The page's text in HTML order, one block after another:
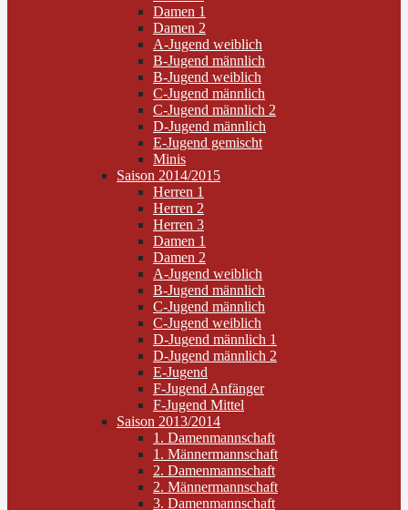
Damen 1
Damen 2
A-Jugend weiblich
B-Jugend männlich
B-Jugend weiblich
C-Jugend männlich
C-Jugend männlich 2
D-Jugend männlich
E-Jugend gemischt
Minis
Saison 2014/2015
Herren 1
Herren 2
Herren 3
Damen 1
Damen 2
A-Jugend weiblich
B-Jugend männlich
C-Jugend männlich
C-Jugend weiblich
D-Jugend männlich 1
D-Jugend männlich 2
E-Jugend
F-Jugend Anfänger
F-Jugend Mittel
Saison 2013/2014
1. Damenmannschaft
1. Männermannschaft
2. Damenmannschaft
2. Männermannschaft
3. Damenmannschaft